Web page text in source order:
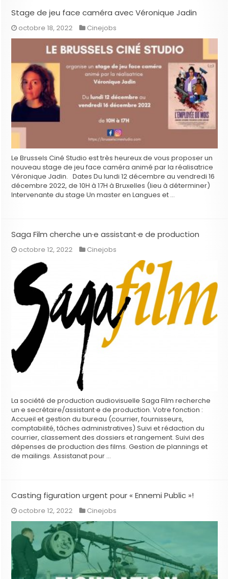
Stage de jeu face caméra avec Véronique Jadin
octobre 18, 2022 Cinejobs
Le Brussels Ciné Studio est très heureux de vous proposer un
nouveau stage de jeu face caméra animé par la réalisatrice
Véronique Jadin. Dates Du lundi 12 décembre au vendredi 16
décembre 2022, de 10H à 17H à Bruxelles (lieu à déterminer)
Intervenante du stage Un master en Langues et …
Saga Film cherche un·e assistant·e de production
octobre 12, 2022 Cinejobs
La société de production audiovisuelle Saga Film recherche
un·e secrétaire/assistant·e de production. Votre fonction :
Accueil et gestion du bureau (courrier, fournisseurs,
comptabilité, tâches administratives) Suivi et rédaction du
courrier, classement des dossiers et rangement. Suivi des
dépenses de production des films. Gestion de plannings et
de mailings. Assistanat pour …
Casting figuration urgent pour « Ennemi Public »!
octobre 12, 2022 Cinejobs